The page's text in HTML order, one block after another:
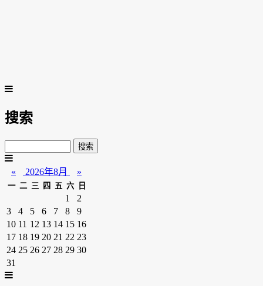
搜索
« 2026年8月 »
一 二 三 四 五 六 日
1
2
3
4 5 6 7 8
9
10 11 12 13 14 15 16
17 18 19 20 21 22 23
24 25 26 27 28 29 30
31